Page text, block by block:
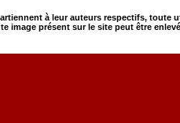
à leur auteurs respectifs,
image présent sur le site peut être